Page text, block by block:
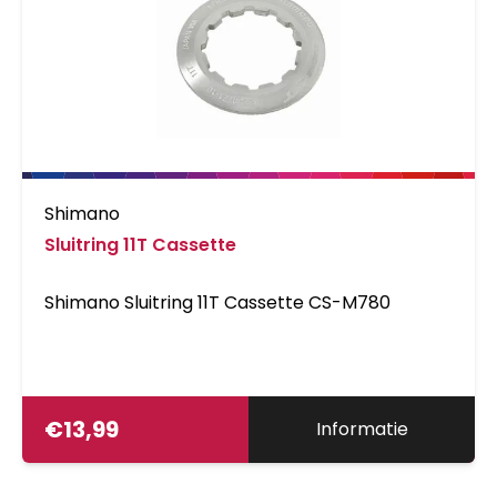
Shimano
Sluitring 11T Cassette
Shimano Sluitring 11T Cassette CS-M780
€13,99 Informatie